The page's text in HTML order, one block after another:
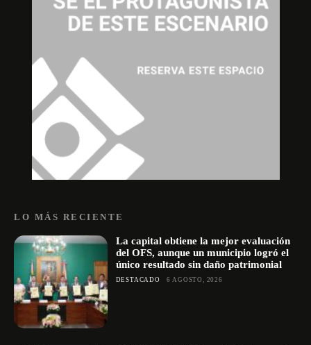
LO MÁS RECIENTE
La capital obtiene la mejor evaluación
del OFS, aunque un municipio logró el
único resultado sin daño patrimonial
DESTACADO 6 AGOSTO, 2026